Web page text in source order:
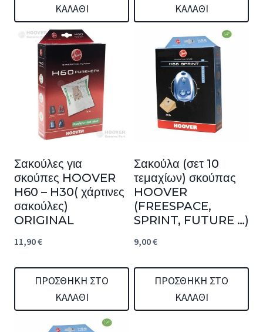
ΚΑΛΆΘΙ
ΚΑΛΆΘΙ
Σακούλες για
σκούπες HOOVER
H60 – H30( χάρτινες
σακούλες)
ORIGINAL
11,90€
ΠΡΟΣΘΉΚΗ ΣΤΟ
ΚΑΛΆΘΙ
Σακούλα (σετ 10
τεμαχίων) σκούπας
HOOVER
(FREESPACE,
SPRINT, FUTURE …)
9,00€
ΠΡΟΣΘΉΚΗ ΣΤΟ
ΚΑΛΆΘΙ